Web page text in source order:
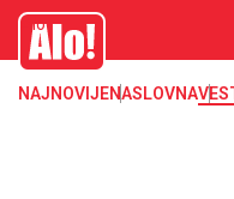
Društvo, društvene teme
Alo
NAJNOVIJENASLOVNA